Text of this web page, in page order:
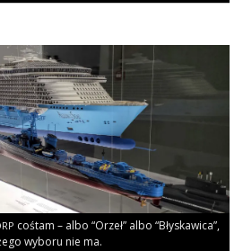
coś­tam – albo “Orzeł” albo “Bły­ska­wi­ca”,
wybo­ru nie ma.